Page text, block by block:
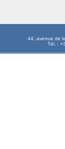
44, avenue de
Tél. :